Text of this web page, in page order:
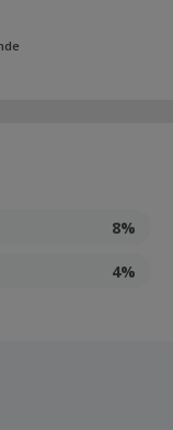
8%
4%